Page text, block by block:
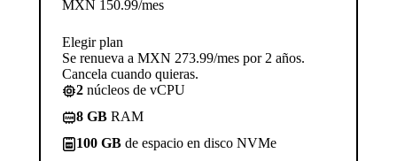
MXN 150.99/mes
Elegir plan
Se renueva a MXN 273.99/mes por 2 años.
Cancela cuando quieras.
2 núcleos de vCPU
8 GB RAM
100 GB de espacio en disco NVMe